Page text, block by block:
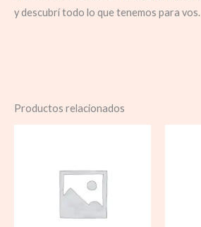
y descubrí todo lo que tenemos para vos.
Productos relacionados